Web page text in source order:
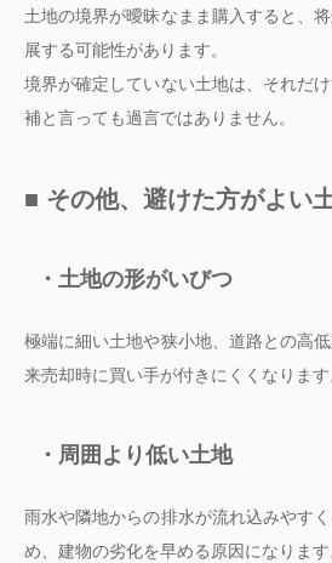
土地の境界が曖昧なまま購入すると、
展する可能性があります。
境界が確定していない土地は、それだ
補と言っても過言ではありません。
■ その他、避けた方がよい
・土地の形がいびつ
極端に細い土地や狭小地、道路との高
来売却時に買い手が付きにくくなります
・周囲より低い土地
雨水や隣地からの排水が流れ込みやす
め、建物の劣化を早める原因になります